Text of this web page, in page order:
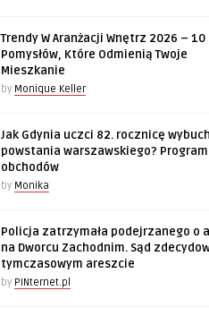
Trendy W Aranżacji Wnętrz 2026 – 10
Pomysłów, Które Odmienią Twoje
Mieszkanie
by Monique Keller
Jak Gdynia uczci 82. rocznicę
powstania warszawskiego? Program
obchodów
by Monika
Policja zatrzymała podejrzanego o
na Dworcu Zachodnim. Sąd
tymczasowym areszcie
by PINternet.pl